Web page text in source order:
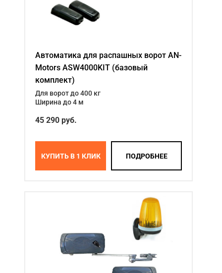
Автоматика для распашных ворот AN-
Motors ASW4000KIT (базовый
комплект)
Для ворот до 400 кг
Ширина до 4 м
45 290 руб.
КУПИТЬ В 1 КЛИК ПОДРОБНЕЕ